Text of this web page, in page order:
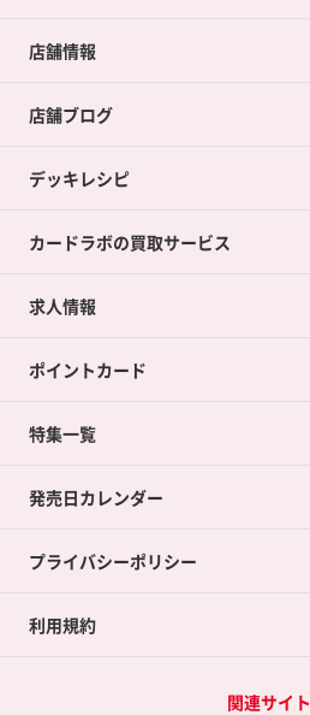
店舗情報
店舗ブログ
デッキレシピ
カードラボの買取サービス
カードラボの買取サービスTOP
店舗買取について
ネット買取について
買取承諾書について
求人情報
ポイントカード
ポイントカードTOP
ポイント交換景品
特集一覧
発売日カレンダー
プライバシーポリシー
利用規約
関連サイト